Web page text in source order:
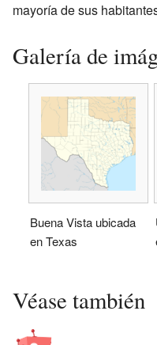
mayoría de sus
Galería de
Buena Vista ubicada
en Texas
Véase también